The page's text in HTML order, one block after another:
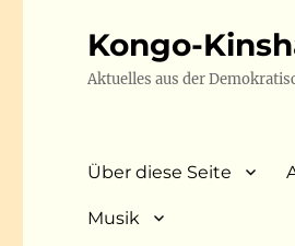
Kongo-
Aktuelles aus der
Über diese Seite
Musik